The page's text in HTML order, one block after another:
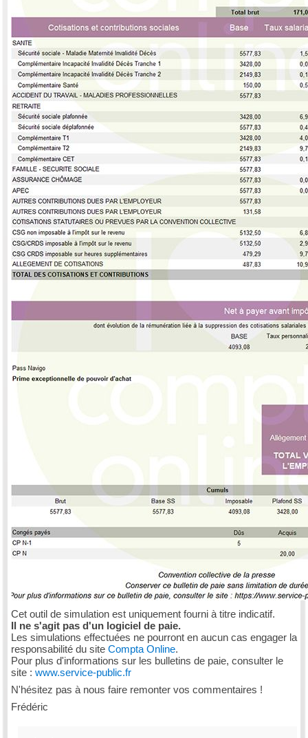
Cet outil de simulation est uniquement fourni à titre indicatif.
Il ne s'agit pas d'un logiciel de paie.
Les simulations effectuées ne pourront en aucun cas engager la
responsabilité du site Compta Online.
Pour plus d'informations sur les bulletins de paie, consulter le
site : www.service-public.fr
N'hésitez pas à nous faire remonter vos commentaires !
Frédéric